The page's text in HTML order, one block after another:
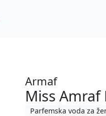
Armaf
Miss Amraf
Parfemska voda za